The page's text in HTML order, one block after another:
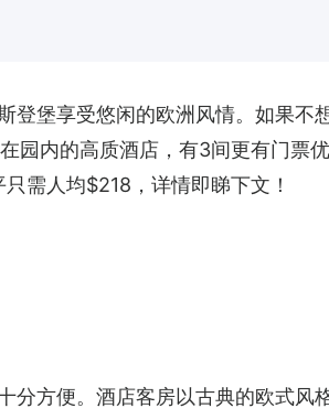
堡享受悠闲的欧洲风情。如果不
园内的高质酒店，有3间更有门票优
需人均$218，详情即睇下文！
分方便。酒店客房以古典的欧式风